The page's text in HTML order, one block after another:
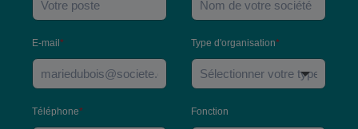
E-mail * Type d'organisation*
Téléphone* Fonction